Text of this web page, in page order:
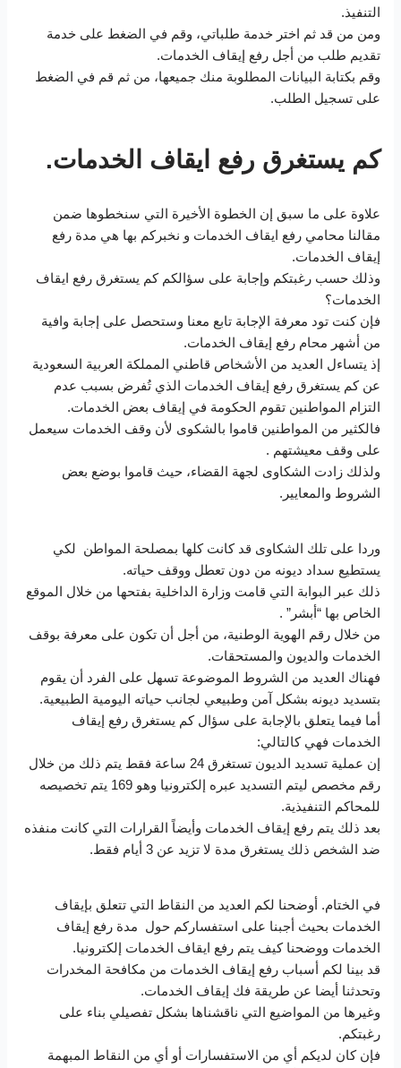
التنفيذ.
ومن من قد ثم اختر خدمة طلباتي، وقم في الضغط على خدمة
تقديم طلب من أجل رفع إيقاف الخدمات.
وقم بكتابة البيانات المطلوبة منك جميعها، من ثم قم في الضغط
على تسجيل الطلب.
كم يستغرق رفع ايقاف الخدمات.
علاوة على ما سبق إن الخطوة الأخيرة التي سنخطوها ضمن
مقالنا محامي رفع ايقاف الخدمات و نخبركم بها هي مدة رفع
إيقاف الخدمات.
وذلك حسب رغبتكم وإجابة على سؤالكم كم يستغرق رفع ايقاف
الخدمات؟
فإن كنت تود معرفة الإجابة تابع معنا وستحصل على إجابة وافية
من أشهر محام رفع إيقاف الخدمات.
إذ يتساءل العديد من الأشخاص قاطني المملكة العربية السعودية
عن كم يستغرق رفع إيقاف الخدمات الذي تُفرض بسبب عدم
التزام المواطنين تقوم الحكومة في إيقاف بعض الخدمات.
فالكثير من المواطنين قاموا بالشكوى لأن وقف الخدمات سيعمل
على وقف معيشتهم .
ولذلك زادت الشكاوى لجهة القضاء، حيث قاموا بوضع بعض
الشروط والمعايير.
وردا على تلك الشكاوى قد كانت كلها بمصلحة المواطن لكي
يستطيع سداد ديونه من دون تعطل ووقف حياته.
ذلك عبر البوابة التي قامت وزارة الداخلية بفتحها من خلال الموقع
الخاص بها “أبشر” .
من خلال رقم الهوية الوطنية، من أجل أن تكون على معرفة بوقف
الخدمات والديون والمستحقات.
فهناك العديد من الشروط الموضوعة تسهل على الفرد أن يقوم
بتسديد ديونه بشكل آمن وطبيعي لجانب حياته اليومية الطبيعية.
أما فيما يتعلق بالإجابة على سؤال كم يستغرق رفع إيقاف
الخدمات فهي كالتالي:
إن عملية تسديد الديون تستغرق 24 ساعة فقط يتم ذلك من خلال
رقم مخصص ليتم التسديد عبره إلكترونيا وهو 169 يتم تخصيصه
للمحاكم التنفيذية.
بعد ذلك يتم رفع إيقاف الخدمات وأيضاً القرارات التي كانت منفذه
ضد الشخص ذلك يستغرق مدة لا تزيد عن 3 أيام فقط.
في الختام. أوضحنا لكم العديد من النقاط التي تتعلق بإيقاف
الخدمات بحيث أجبنا على استفساركم حول مدة رفع إيقاف
الخدمات ووضحنا كيف يتم رفع ايقاف الخدمات إلكترونيا.
قد بينا لكم أسباب رفع إيقاف الخدمات من مكافحة المخدرات
وتحدثنا أيضا عن طريقة فك إيقاف الخدمات.
وغيرها من المواضيع التي ناقشناها بشكل تفصيلي بناء على
رغبتكم.
فإن كان لديكم أي من الاستفسارات أو أي من النقاط المبهمة